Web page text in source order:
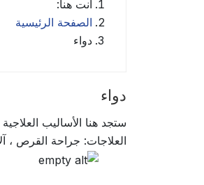
أنت هنا:
الصفحة الرئيسية
دواء
دواء
ستجد هنا الأساليب
العلاجات: جراحة القرص ،